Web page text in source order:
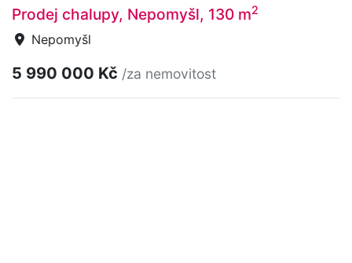
Prodej chalupy, Nepomyšl, 130 m2
Nepomyšl
5 990 000 Kč /za nemovitost